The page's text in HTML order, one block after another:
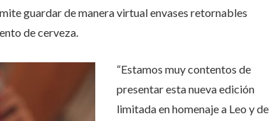
guardar de manera virtual envases retornables
de cerveza.
“Estamos muy contentos de
presentar esta nueva edición
limitada en homenaje a Leo y de